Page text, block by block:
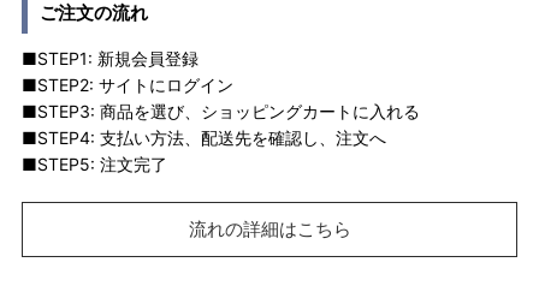
ご注文の流れ
■STEP1: 新規会員登録
■STEP2: サイトにログイン
■STEP3: 商品を選び、ショッピングカートに入れる
■STEP4: 支払い方法、配送先を確認し、注文へ
■STEP5: 注文完了
流れの詳細はこちら